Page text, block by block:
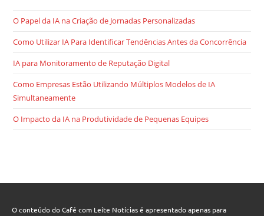
O Papel da IA na Criação de Jornadas Personalizadas
Como Utilizar IA Para Identificar Tendências Antes da Concorrência
IA para Monitoramento de Reputação Digital
Como Empresas Estão Utilizando Múltiplos Modelos de IA
Simultaneamente
O Impacto da IA na Produtividade de Pequenas Equipes
O conteúdo do Café com Leite Notícias é apresentado apenas para